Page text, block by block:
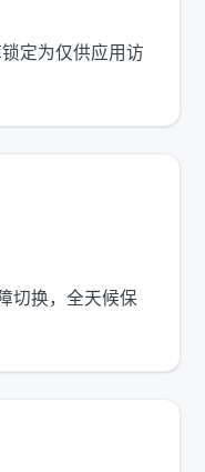
定为仅供应用访
切换，全天候保